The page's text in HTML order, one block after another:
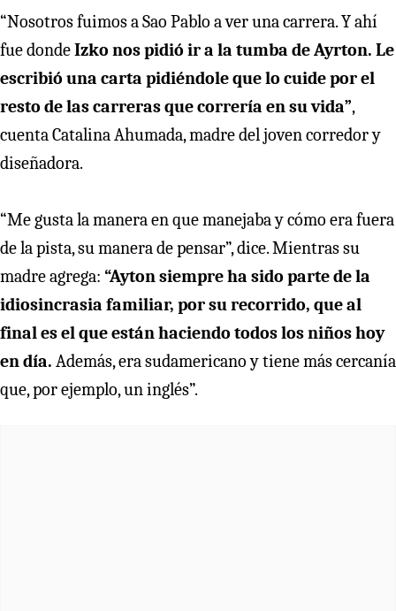
“Nosotros fuimos a Sao Pablo a ver una carrera. Y ahí
fue dondeIzko nos pidió ir a la tumba de Ayrton. Le
escribió una carta pidiéndole que lo cuide por el
resto de las carreras que correría en su vida”,
cuenta Catalina Ahumada, madre del joven corredor y
diseñadora.
“Me gusta la manera en que manejaba y cómo era fuera
de la pista, su manera de pensar”, dice. Mientras su
madre agrega: “Ayton siempre ha sido parte de la
idiosincrasia familiar, por su recorrido, que al
final es el que están haciendo todos los niños hoy
en día. Además, era sudamericano y tiene más cercanía
que, por ejemplo, un inglés”.